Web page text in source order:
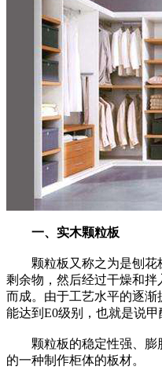
一、实木颗粒板
颗粒板又称之为是刨花
剩余物，然后经过干燥和拌
而成。由于工艺水平的逐
能达到E0级别，也就是说甲
颗粒板的稳定性强、膨
的一种制作柜体的板材。